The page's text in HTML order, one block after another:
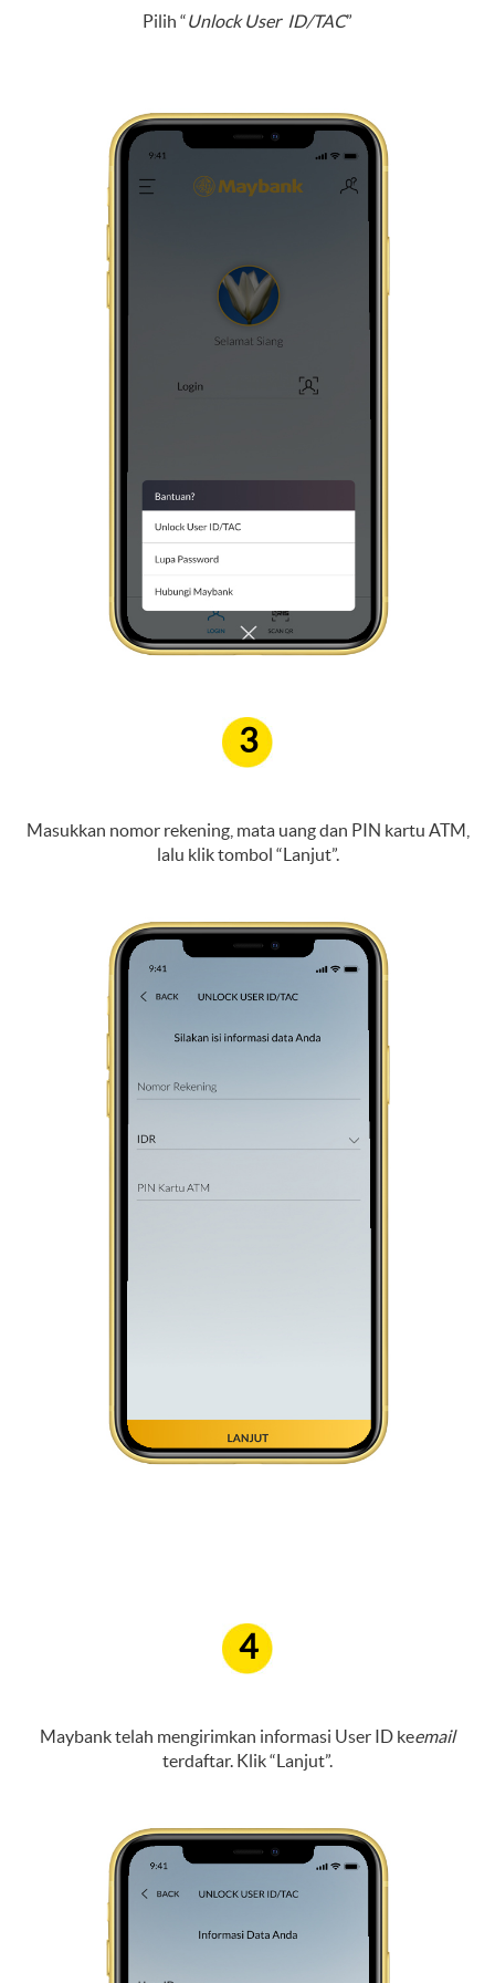
Pilih “Unlock User ID/TAC”
3
Masukkan nomor rekening, mata uang dan PIN kartu ATM,
lalu klik tombol “Lanjut”.
4
Maybank telah mengirimkan informasi User ID keemail
terdaftar. Klik “Lanjut”.